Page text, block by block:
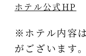
ホテル公式HP
※ホテル内容
がございます